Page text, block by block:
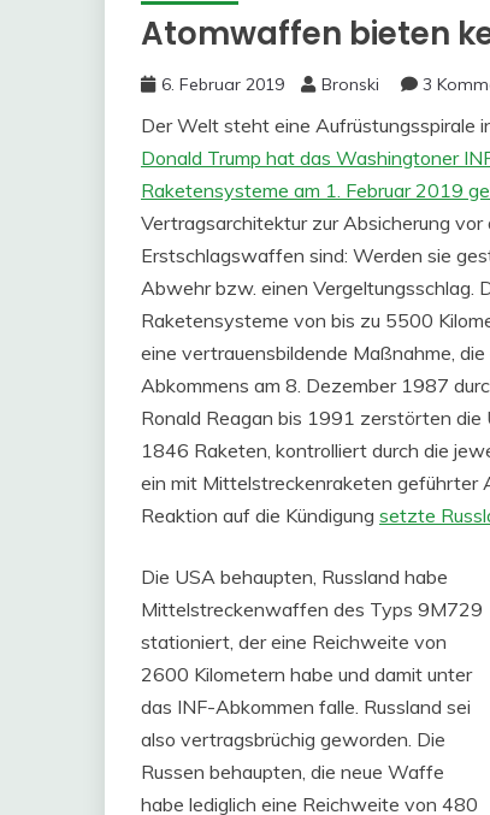
Atomwaffen bieten
6. Februar 2019 Bronski 3
Der Welt steht eine Aufrüstungsspirale
Donald Trump hat das Washingtoner
Raketensysteme am 1. Februar 2019
Vertragsarchitektur zur Absicherung
Erstschlagswaffen sind: Werden sie
Abwehr bzw. einen Vergeltungsschlag.
Raketensysteme von bis zu 5500
eine vertrauensbildende Maßnahme,
Abkommens am 8. Dezember 1987
Ronald Reagan bis 1991 zerstörten
1846 Raketen, kontrolliert durch die
ein mit Mittelstreckenraketen geführter
Reaktion auf die Kündigung setzte
Die USA behaupten, Russland habe
Mittelstreckenwaffen des Typs 9M729
stationiert, der eine Reichweite von
2600 Kilometern habe und damit unter
das INF-Abkommen falle. Russland sei
also vertragsbrüchig geworden. Die
Russen behaupten, die neue Waffe
habe lediglich eine Reichweite von 480